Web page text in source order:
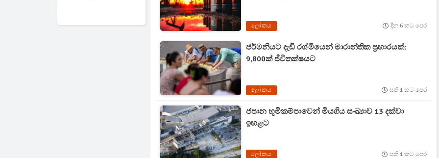
ලෝකය දින 6 කට පෙර
ජර්මනියට දැඩි රශ්මියෙන් මාරාන්තික ප්‍රහාරයක්:
9,800ක් ජීවිතක්ෂයට
ලෝකය සති 1 කට පෙර
ජපාන භූමිකම්පාවෙන් මියගිය සංඛ්‍යාව 13 දක්වා
ඉහළට
ලෝකය සති 1 කට පෙර